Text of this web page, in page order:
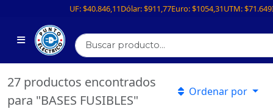
UF:$40.846,11Dólar:$911,77Euro:$1054,31UTM:$71.649
27 productos encontrados
para "BASES FUSIBLES"
Ordenar por